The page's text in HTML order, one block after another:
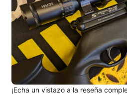
¡Echa un vistazo a la reseña